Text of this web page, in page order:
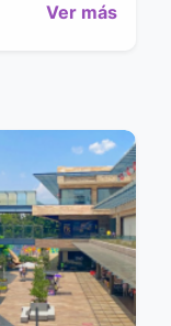
Ver más